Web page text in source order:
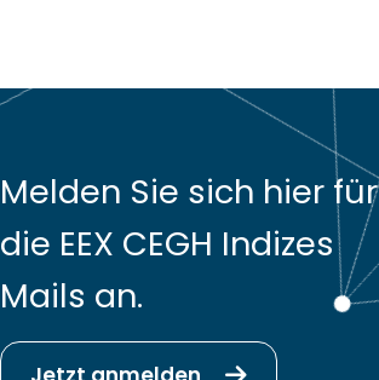
Melden Sie sich hier für
die EEX CEGH Indizes
Mails an.